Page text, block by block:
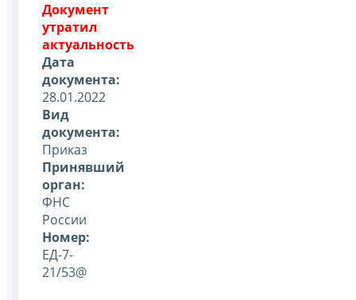
Документ
утратил
актуальность
Дата
документа:
28.01.2022
Вид
документа:
Приказ
Принявший
орган:
ФНС
России
Номер:
ЕД-7-
21/53@